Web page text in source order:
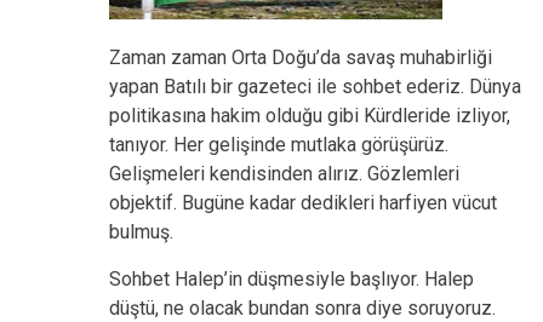
Zaman zaman Orta Doğu’da savaş muhabirliği
yapan Batılı bir gazeteci ile sohbet ederiz. Dünya
politikasına hakim olduğu gibi Kürdleride izliyor,
tanıyor. Her gelişinde mutlaka görüşürüz.
Gelişmeleri kendisinden alırız. Gözlemleri
objektif. Bugüne kadar dedikleri harfiyen vücut
bulmuş.
Sohbet Halep’in düşmesiyle başlıyor. Halep
düştü, ne olacak bundan sonra diye soruyoruz.